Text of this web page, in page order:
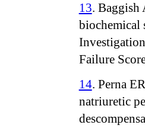
13. Baggish
biochemical
Failure
14. Perna
natriuretic